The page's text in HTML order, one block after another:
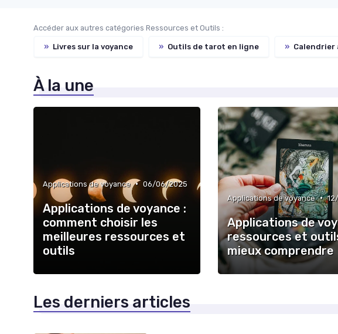
Accéder aux autres catégories Ressources et Outils :
» Livres sur la voyance » Outils de tarot en ligne »
À la une
Applications de voyance • 06/06/2025
Applications de voyance :
comment choisir les
meilleures ressources et
outils
Applications de voyance •
Applications de
ressources et
mieux comprendre
Les derniers articles